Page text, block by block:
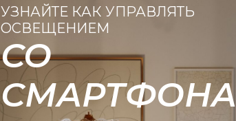
УЗНАЙТЕ КАК УПРАВЛЯТЬ
ОСВЕЩЕНИЕМ
СО
СМАРТФОНА